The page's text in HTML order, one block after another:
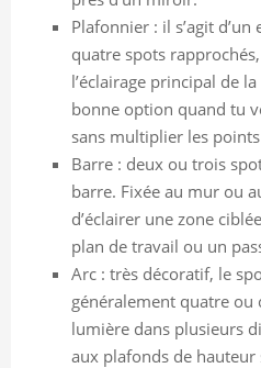
Plafonnier : il s’agit
quatre spots
l’éclairage principal de
bonne option quand tu
sans multiplier les
Barre : deux ou trois
barre. Fixée au mur ou
d’éclairer une zone
plan de travail ou un
Arc : très décoratif, le
généralement quatre
lumière dans plusieurs
aux plafonds de